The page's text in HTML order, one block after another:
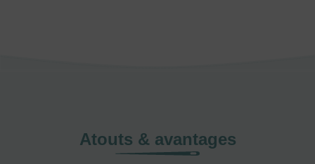
Atouts & avantages